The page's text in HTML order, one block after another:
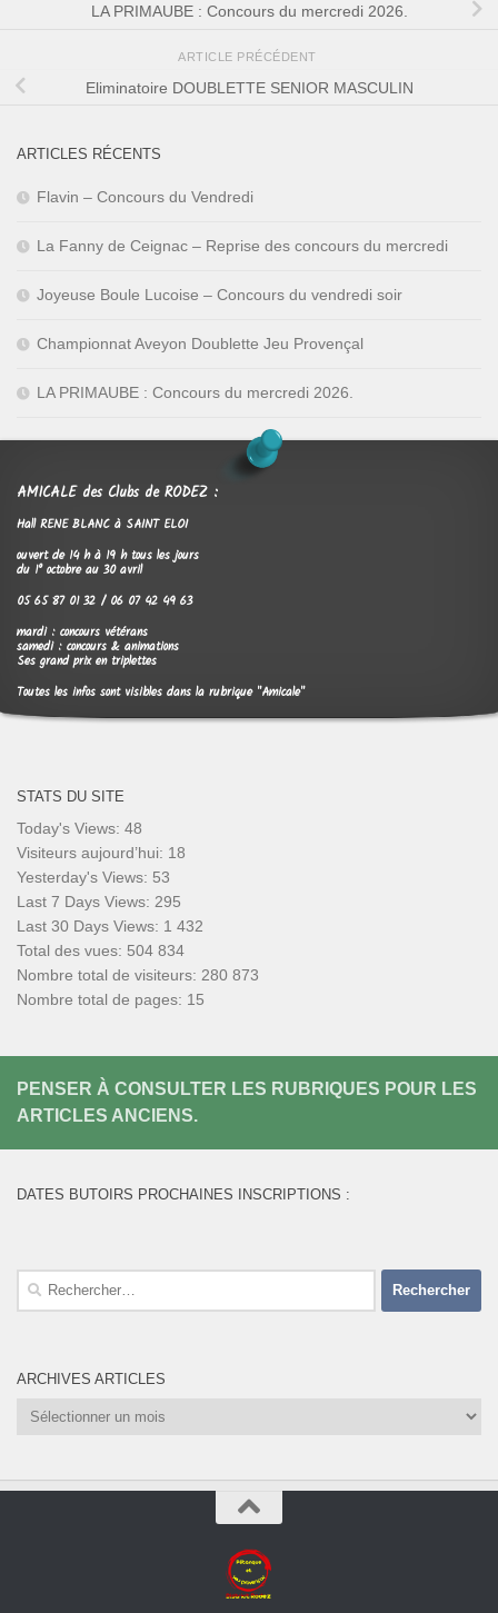
LA PRIMAUBE : Concours du mercredi 2026.
ARTICLE PRÉCÉDENT
Eliminatoire DOUBLETTE SENIOR MASCULIN
ARTICLES RÉCENTS
Flavin – Concours du Vendredi
La Fanny de Ceignac – Reprise des concours du mercredi
Joyeuse Boule Lucoise – Concours du vendredi soir
Championnat Aveyon Doublette Jeu Provençal
LA PRIMAUBE : Concours du mercredi 2026.
AMICALE des Clubs de RODEZ :
Hall RENE BLANC à SAINT ELOI
ouvert de 14 h à 19 h tous les jours
du 1° octobre au 30 avril
05 65 87 01 32 / 06 07 42 49 63
mardi : concours vétérans
samedi : concours & animations
Ses grand prix en triplettes
Toutes les infos sont visibles dans la rubrique "Amicale"
STATS DU SITE
Today's Views: 48
Visiteurs aujourd’hui: 18
Yesterday's Views: 53
Last 7 Days Views: 295
Last 30 Days Views: 1 432
Total des vues: 504 834
Nombre total de visiteurs: 280 873
Nombre total de pages: 15
PENSER À CONSULTER LES RUBRIQUES POUR LES
ARTICLES ANCIENS.
DATES BUTOIRS PROCHAINES INSCRIPTIONS :
Rechercher :
ARCHIVES ARTICLES
Archives